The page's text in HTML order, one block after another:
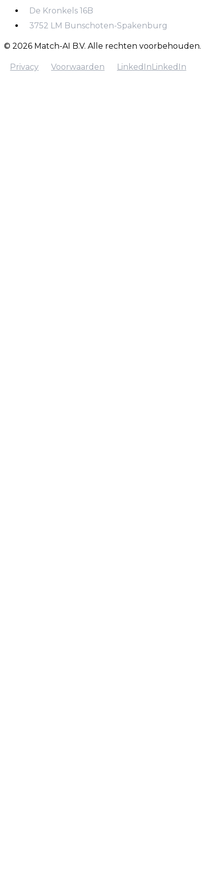
+31 970 102 22657
De Kronkels 16B
3752 LM Bunschoten-Spakenburg
© 2026 Match-AI B.V. Alle rechten voorbehouden.
Privacy
Voorwaarden
LinkedInLinkedIn